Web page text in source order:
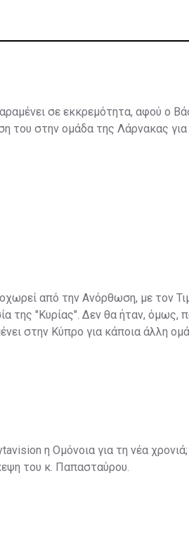
σε εκκρεμότητα, αφού ο
του στην ομάδα της Λάρνακας
από την Ανόρθωση, με τον
της "Κυρίας". Δεν θα ήταν, όμως,
στην Κύπρο για κάποια άλλη
η Ομόνοια για τη νέα
του κ. Παπασταύρου.